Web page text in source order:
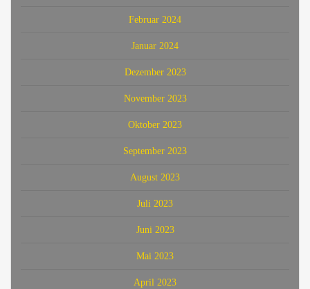
Februar 2024
Januar 2024
Dezember 2023
November 2023
Oktober 2023
September 2023
August 2023
Juli 2023
Juni 2023
Mai 2023
April 2023